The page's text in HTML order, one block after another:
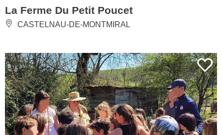
La Ferme Du Petit Poucet
CASTELNAU-DE-MONTMIRAL